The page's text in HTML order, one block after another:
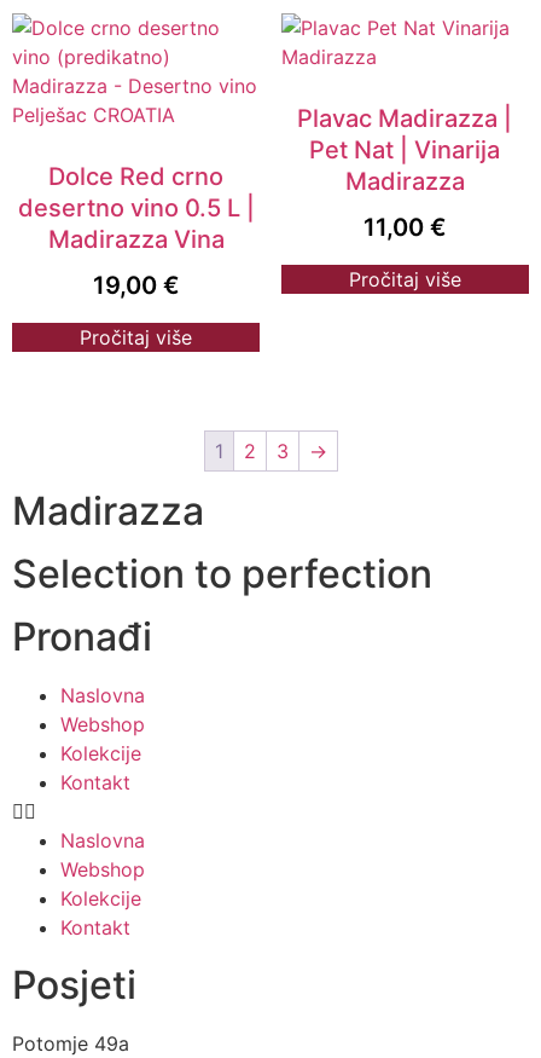
Dolce Red crno
desertno vino 0.5 L |
Madirazza Vina
19,00 €
Pročitaj više
Plavac Madirazza |
Pet Nat | Vinarija
Madirazza
11,00 €
Pročitaj više
1 2 3 →
Madirazza
Selection to perfection
Pronađi
Naslovna
Webshop
Kolekcije
Kontakt
Naslovna
Webshop
Kolekcije
Kontakt
Posjeti
Potomje 49a